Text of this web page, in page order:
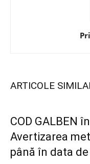
ARTICOLE
COD GALBEN
Avertizarea
până în data